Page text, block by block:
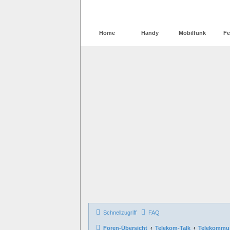
Home Handy Mobilfunk
Schnellzugriff FAQ
Foren-Übersicht Telekom-Talk